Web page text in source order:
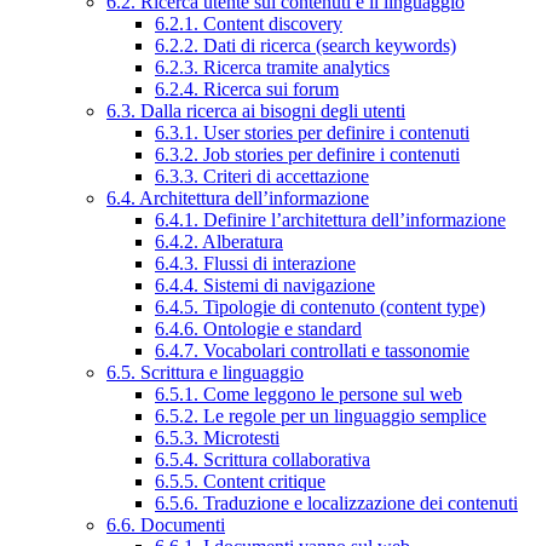
6.2.1. Content discovery
6.2.2. Dati di ricerca (search keywords)
6.2.3. Ricerca tramite analytics
6.2.4. Ricerca sui forum
6.3. Dalla ricerca ai bisogni degli utenti
6.3.1. User stories per definire i contenuti
6.3.2. Job stories per definire i contenuti
6.3.3. Criteri di accettazione
6.4. Architettura dell’informazione
6.4.1. Definire l’architettura dell’informazione
6.4.2. Alberatura
6.4.3. Flussi di interazione
6.4.4. Sistemi di navigazione
6.4.5. Tipologie di contenuto (content type)
6.4.6. Ontologie e standard
6.4.7. Vocabolari controllati e tassonomie
6.5. Scrittura e linguaggio
6.5.1. Come leggono le persone sul web
6.5.2. Le regole per un linguaggio semplice
6.5.3. Microtesti
6.5.4. Scrittura collaborativa
6.5.5. Content critique
6.5.6. Traduzione e localizzazione dei contenuti
6.6. Documenti